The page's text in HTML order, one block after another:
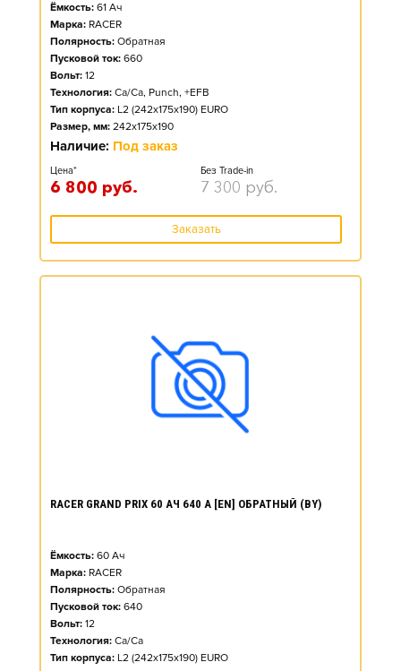
Ёмкость: 61 Ач
Марка: RACER
Полярность: Обратная
Пусковой ток: 660
Вольт: 12
Технология: Ca/Ca, Punch, +EFB
Тип корпуса: L2 (242x175x190) EURO
Размер, мм: 242x175x190
Наличие: Под заказ
Цена*
6 800 руб.
Без Trade-in
7 300 руб.
Заказать
RACER GRAND PRIX 60 АЧ 640 А [EN] ОБРАТНЫЙ (BY)
Ёмкость: 60 Ач
Марка: RACER
Полярность: Обратная
Пусковой ток: 640
Вольт: 12
Технология: Ca/Ca
Тип корпуса: L2 (242x175x190) EURO